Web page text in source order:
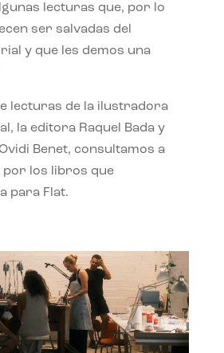
lecturas que, por lo
ser salvadas del
y que les demos una
lecturas de la ilustradora
la editora Raquel Bada y
Benet, consultamos a
por los libros que
para Flat.